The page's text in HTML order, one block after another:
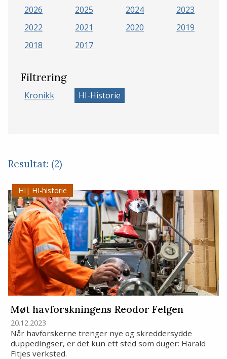
2026 2025 2024
2023
2022
2021 2020
2019
2018
2017
Filtrering
Kronikk HI-Historie
Resultat: (2)
HI-historie
Møt havforskningens Reodor Felgen
20.12.2023
Når havforskerne trenger nye og skreddersydde
duppedingser, er det kun ett sted som duger: Harald
Fitjes verksted.